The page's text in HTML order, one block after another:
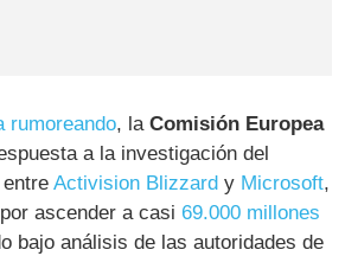
rumoreando, laComisión Europea
a la investigación del
entreActivision Blizzard y Microsoft,
ascender a casi69.000 millones
bajo análisis de las autoridades de